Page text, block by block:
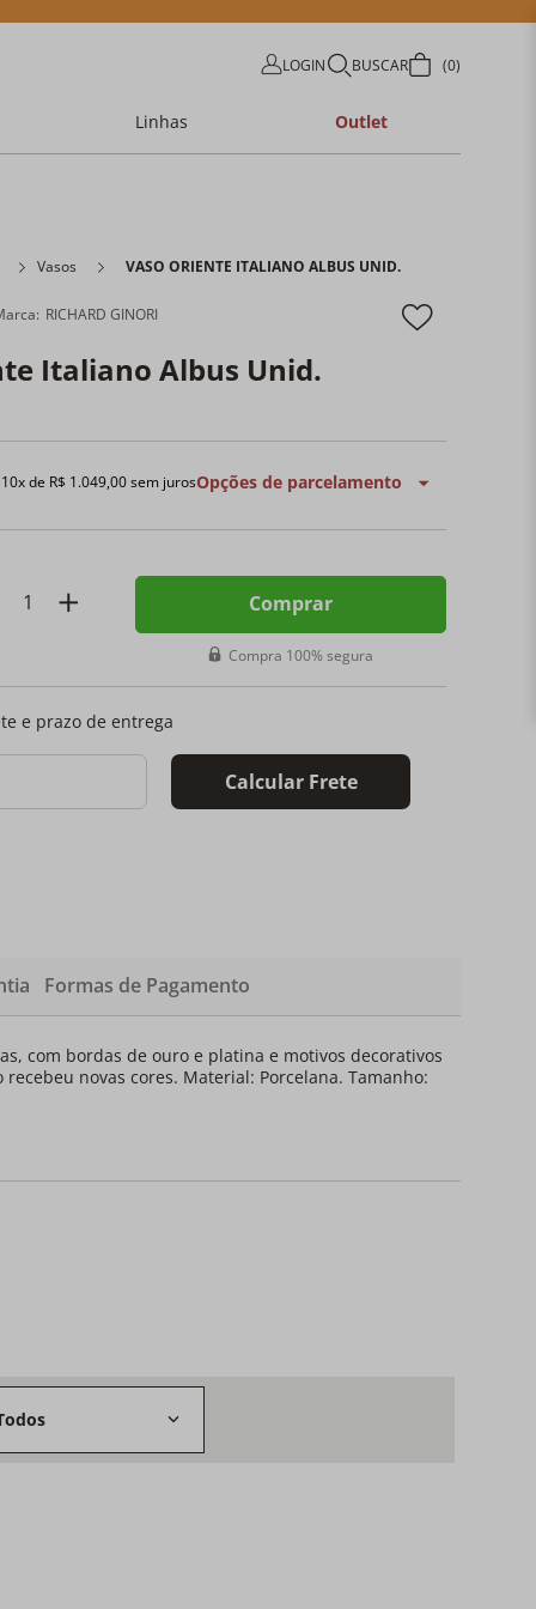
LOGIN BUSCAR 0
Linhas Outlet
Vasos VASO ORIENTE ITALIANO ALBUS UNID.
RICHARD GINORI
Italiano Albus Unid.
10x de R$ 1.049,00sem jurosOpções de parcelamento
Comprar
Compra 100% segura
e prazo de entrega
Calcular Frete
Formas de Pagamento
com bordas de ouro e platina e motivos decorativos
novas cores. Material: Porcelana. Tamanho: